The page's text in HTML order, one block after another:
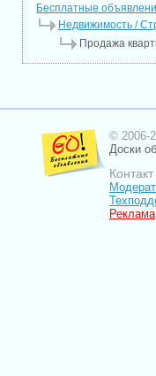
Бесплатные
Недвижимость /
Продажа
© 2006-
Доски
Реклама